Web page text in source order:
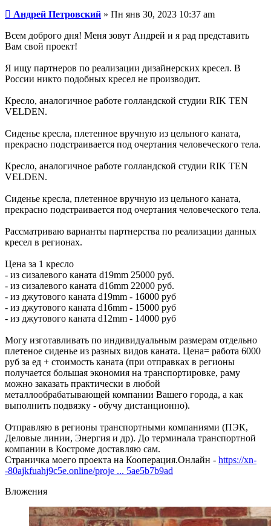
Сообщение
Андрей Петровский » Пн янв 30, 2023 10:37 am
Всем доброго дня! Меня зовут Андрей и я рад представить
Вам свой проект!
Я ищу партнеров по реализации дизайнерских кресел. В
России никто подобных кресел не производит.
Кресло, аналогичное работе голландской студии RIK TEN
VELDEN.
Сиденье кресла, плетенное вручную из цельного каната,
прекрасно подстраивается под очертания человеческого тела.
Кресло, аналогичное работе голландской студии RIK TEN
VELDEN.
Сиденье кресла, плетенное вручную из цельного каната,
прекрасно подстраивается под очертания человеческого тела.
Рассматриваю варианты партнерства по реализации данных
кресел в регионах.
Цена за 1 кресло
- из сизалевого каната d19mm 25000 руб.
- из сизалевого каната d16mm 22000 руб.
- из джутового каната d19mm - 16000 руб
- из джутового каната d16mm - 15000 руб
- из джутового каната d12mm - 14000 руб
Могу изготавливать по индивидуальным размерам отдельно
плетеное сиденье из разных видов каната. Цена= работа 6000
руб за ед + стоимость каната (при отправках в регионы
получается большая экономия на транспортировке, раму
можно заказать практически в любой
металлообрабатывающей компании Вашего города, а как
выполнить подвязку - обучу дистанционно).
Отправляю в регионы транспортными компаниями (ПЭК,
Деловые линии, Энергия и др). До терминала транспортной
компании в Костроме доставляю сам.
Страничка моего проекта на Кооперация.Онлайн - https://xn-
-80ajkfuahj9c5e.online/proje ... 5ae5b7b9ad
Вложения